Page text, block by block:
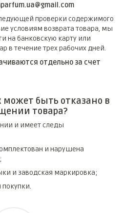
проверки содержимого
условиям возврата товара, мы
на банковскую карту или
в течение трех рабочих дней.
отдельно за счет
может быть отказано в
товара?
и имеет следы
и нарушена
и заводская маркировка;